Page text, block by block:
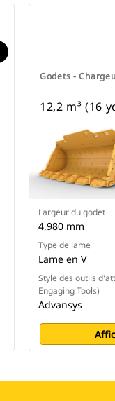
Godets -
12,2 m³ (16
Largeur du godet
4,980 mm
Type de lame
Lame en V
Style des outils
Engaging Tools)
Advansys